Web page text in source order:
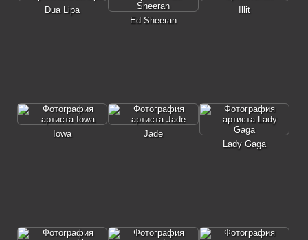
Dua Lipa
Ed Sheeran
Illit
Iowa
Jade
Lady Gaga